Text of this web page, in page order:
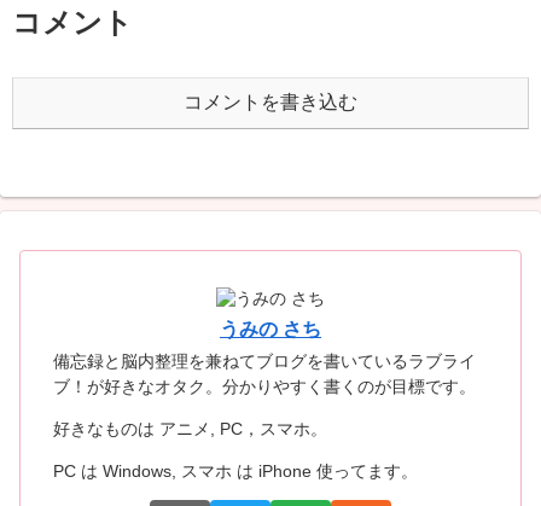
コメント
コメントを書き込む
うみの さち
備忘録と脳内整理を兼ねてブログを書いているラブライ
ブ！が好きなオタク。分かりやすく書くのが目標です。
好きなものは アニメ, PC，スマホ。
PC は Windows, スマホ は iPhone 使ってます。